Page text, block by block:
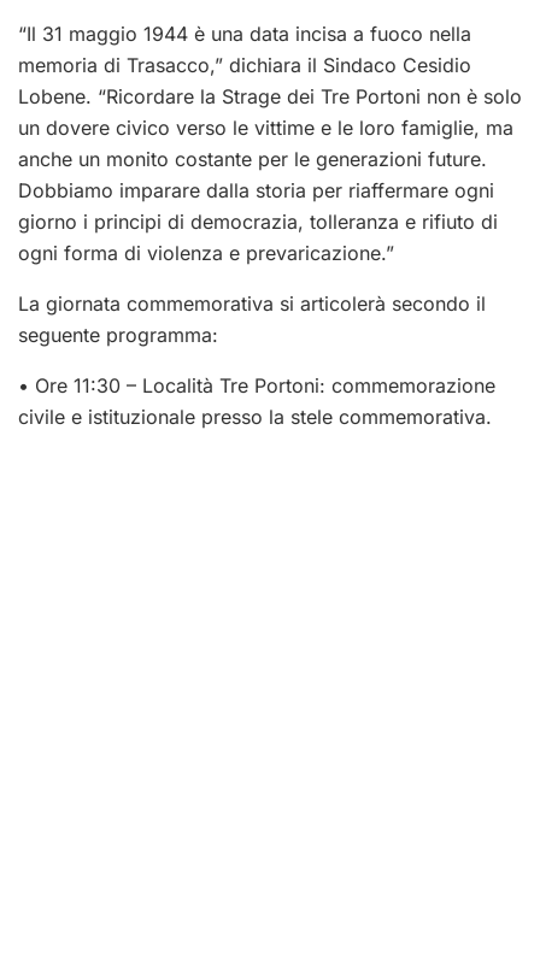
“Il 31 maggio 1944 è una data incisa a fuoco nella
memoria di Trasacco,” dichiara il Sindaco Cesidio
Lobene. “Ricordare la Strage dei Tre Portoni non è solo
un dovere civico verso le vittime e le loro famiglie, ma
anche un monito costante per le generazioni future.
Dobbiamo imparare dalla storia per riaffermare ogni
giorno i principi di democrazia, tolleranza e rifiuto di
ogni forma di violenza e prevaricazione.”
La giornata commemorativa si articolerà secondo il
seguente programma:
• Ore 11:30 – Località Tre Portoni: commemorazione
civile e istituzionale presso la stele commemorativa.